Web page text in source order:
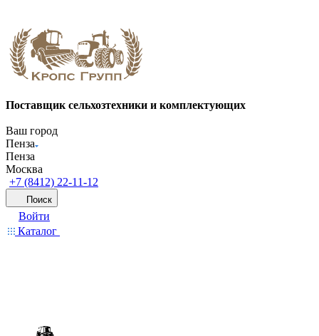
Поставщик сельхозтехники и комплектующих
Ваш город
Пенза
Пенза
Москва
+7 (8412) 22-11-12
Поиск
Войти
Каталог